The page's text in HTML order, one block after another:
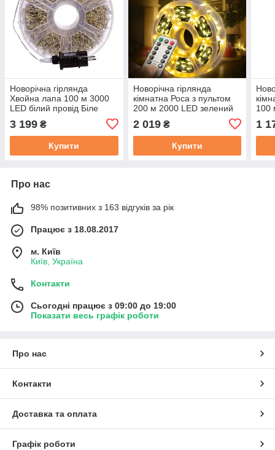
Новорічна гірлянда
Хвойна лапа 100 м 3000
LED білий провід Біле
3 199 ₴
Купити
Новорічна гірлянда
кімнатна Роса з пультом
200 м 2000 LED зелений
2000L200MGY
2 019₴
Купити
100
1
Про нас
98% позитивних з 163 відгуків за рік
Працює з 18.08.2017
м. Київ
Київ, Україна
Контакти
Сьогодні працює з 09:00 до 19:00
Показати весь графік роботи
Про нас
Контакти
Доставка та оплата
Графік роботи